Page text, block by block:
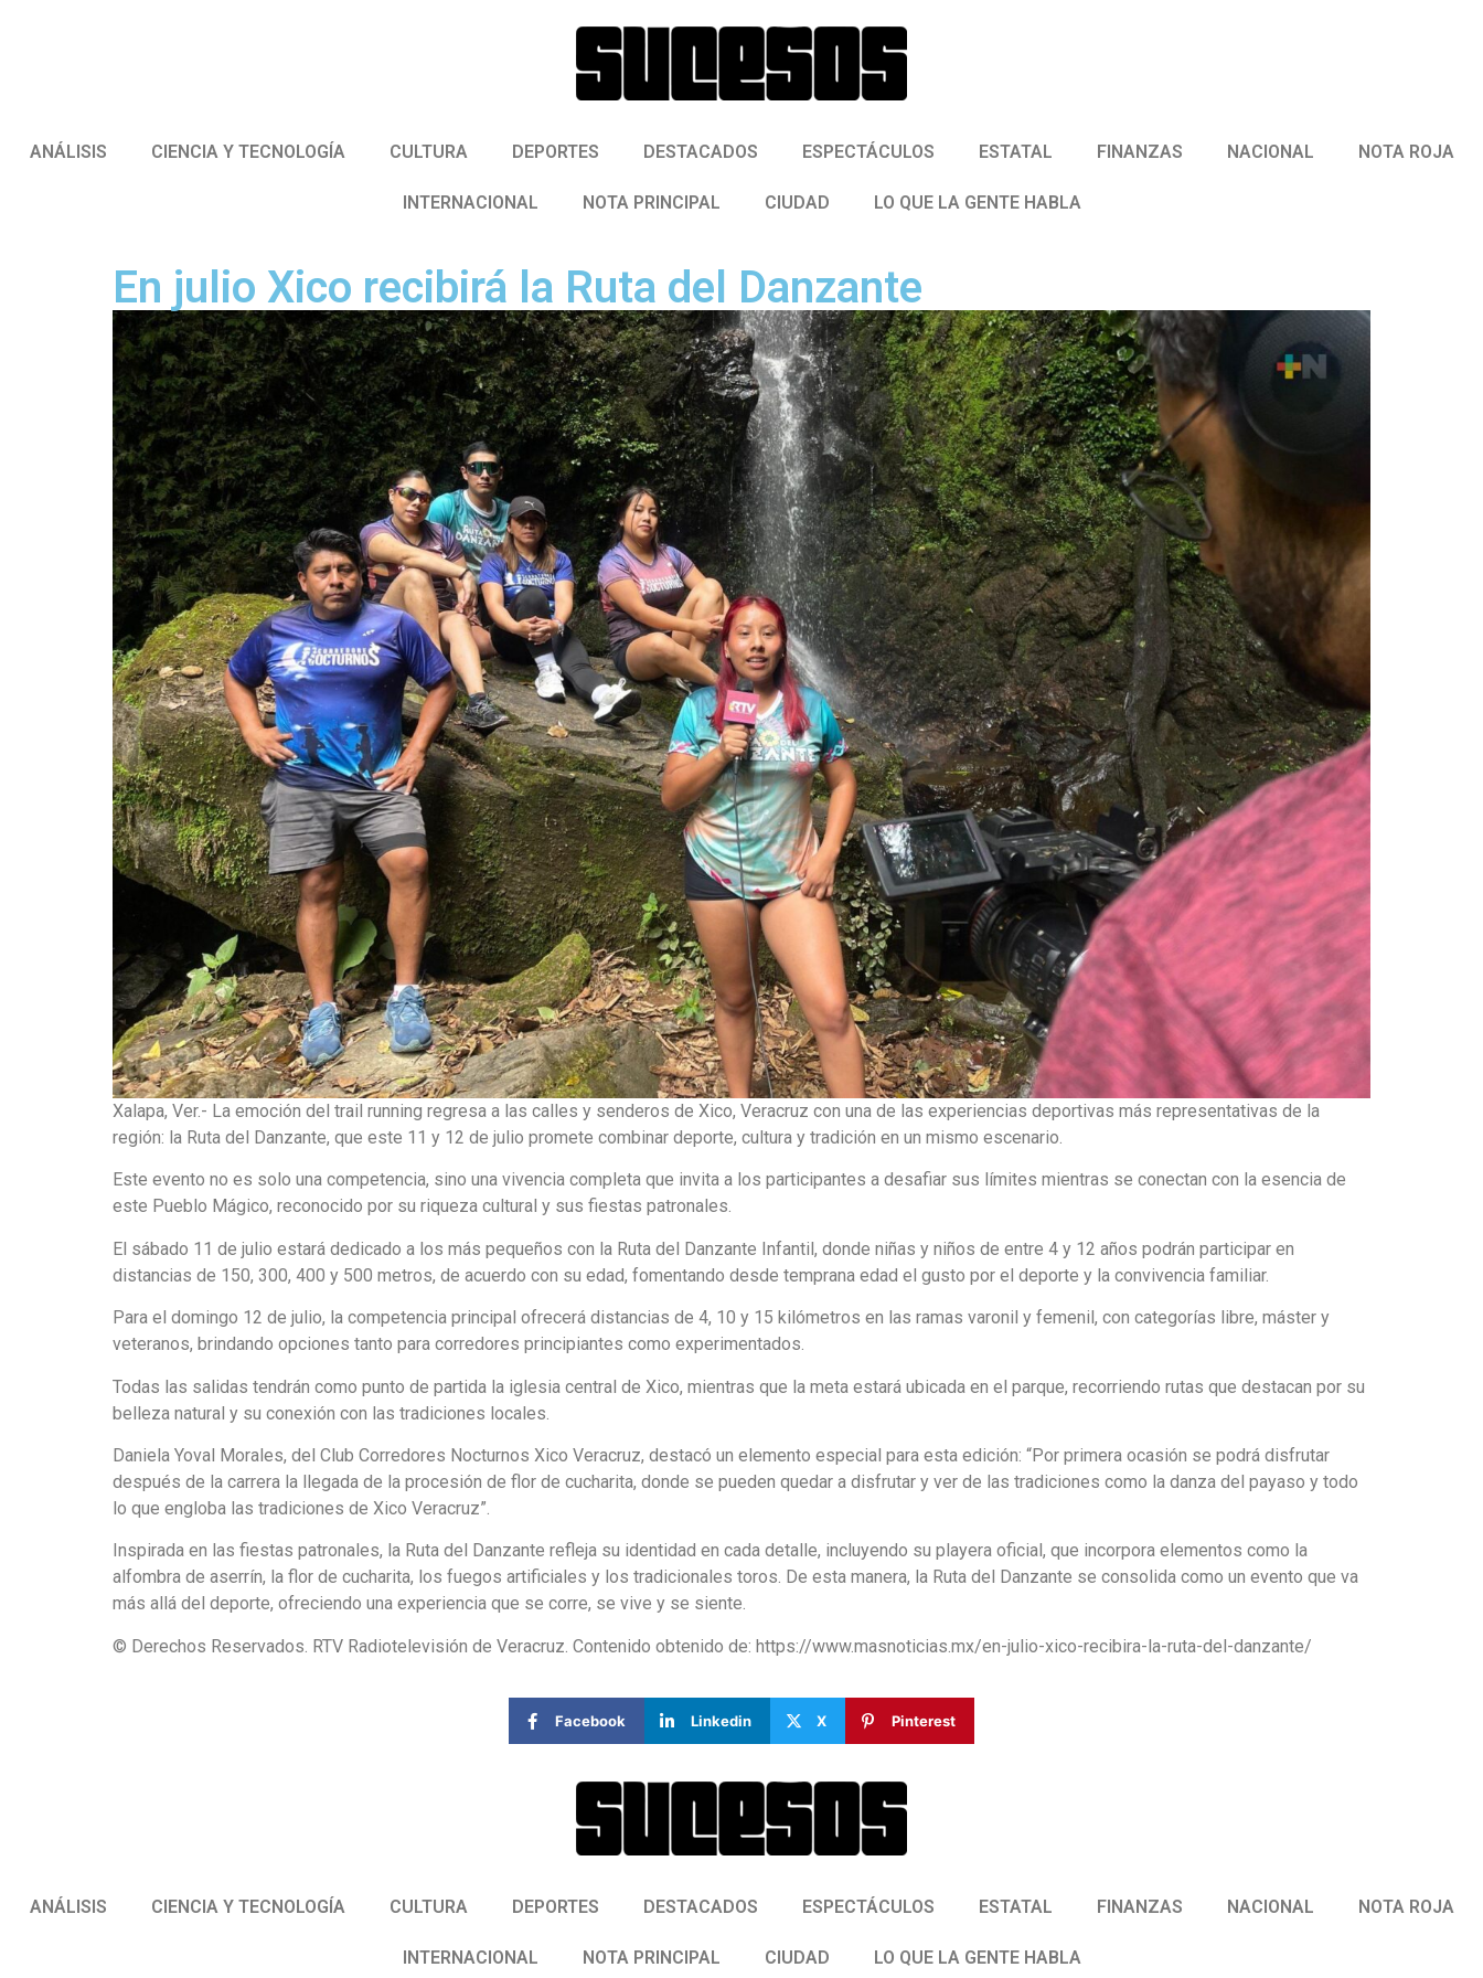
ANÁLISIS CIENCIA Y TECNOLOGÍA CULTURA DEPORTES DESTACADOS ESPECTÁCULOS ESTATAL FINANZAS NACIONAL NOTA ROJA
INTERNACIONAL NOTA PRINCIPAL CIUDAD LO QUE LA GENTE HABLA
En julio Xico recibirá la Ruta del Danzante
Xalapa, Ver.- La emoción del trail running regresa a las calles y senderos de Xico, Veracruz con una de las experiencias deportivas más representativas de la
región: la Ruta del Danzante, que este 11 y 12 de julio promete combinar deporte, cultura y tradición en un mismo escenario.
Este evento no es solo una competencia, sino una vivencia completa que invita a los participantes a desafiar sus límites mientras se conectan con la esencia de
este Pueblo Mágico, reconocido por su riqueza cultural y sus fiestas patronales.
El sábado 11 de julio estará dedicado a los más pequeños con la Ruta del Danzante Infantil, donde niñas y niños de entre 4 y 12 años podrán participar en
distancias de 150, 300, 400 y 500 metros, de acuerdo con su edad, fomentando desde temprana edad el gusto por el deporte y la convivencia familiar.
Para el domingo 12 de julio, la competencia principal ofrecerá distancias de 4, 10 y 15 kilómetros en las ramas varonil y femenil, con categorías libre, máster y
veteranos, brindando opciones tanto para corredores principiantes como experimentados.
Todas las salidas tendrán como punto de partida la iglesia central de Xico, mientras que la meta estará ubicada en el parque, recorriendo rutas que destacan por su
belleza natural y su conexión con las tradiciones locales.
Daniela Yoval Morales, del Club Corredores Nocturnos Xico Veracruz, destacó un elemento especial para esta edición: “Por primera ocasión se podrá disfrutar
después de la carrera la llegada de la procesión de flor de cucharita, donde se pueden quedar a disfrutar y ver de las tradiciones como la danza del payaso y todo
lo que engloba las tradiciones de Xico Veracruz”.
Inspirada en las fiestas patronales, la Ruta del Danzante refleja su identidad en cada detalle, incluyendo su playera oficial, que incorpora elementos como la
alfombra de aserrín, la flor de cucharita, los fuegos artificiales y los tradicionales toros. De esta manera, la Ruta del Danzante se consolida como un evento que va
más allá del deporte, ofreciendo una experiencia que se corre, se vive y se siente.
© Derechos Reservados. RTV Radiotelevisión de Veracruz. Contenido obtenido de: https://www.masnoticias.mx/en-julio-xico-recibira-la-ruta-del-danzante/
Facebook Linkedin X Pinterest
ANÁLISIS CIENCIA Y TECNOLOGÍA CULTURA DEPORTES DESTACADOS ESPECTÁCULOS ESTATAL FINANZAS NACIONAL NOTA ROJA
INTERNACIONAL NOTA PRINCIPAL CIUDAD LO QUE LA GENTE HABLA